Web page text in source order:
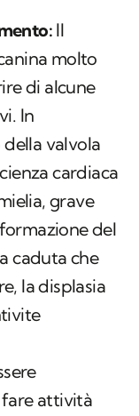
Il
molto
di alcune
In
valvola
cardiaca
grave
del
caduta che
la displasia
attività